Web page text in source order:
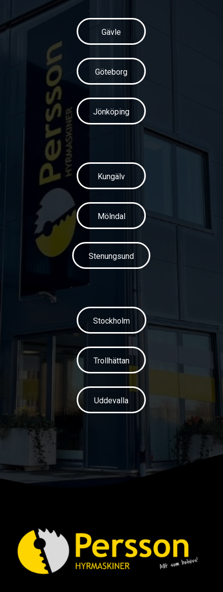
Gävle
Göteborg
Jönköping
Kungälv
Mölndal
Stenungsund
Stockholm
Trollhättan
Uddevalla